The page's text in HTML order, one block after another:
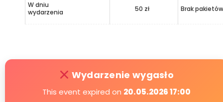
W dniu
wydarzenia
50 zł Brak pakietów
Wydarzenie wygasło
This event expired on 20.05.2026 17:00